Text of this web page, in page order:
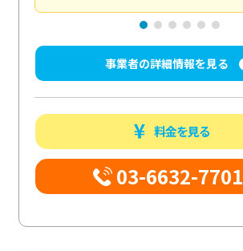
事業者の詳細情報を見る
料金を見る
03-6632-7701